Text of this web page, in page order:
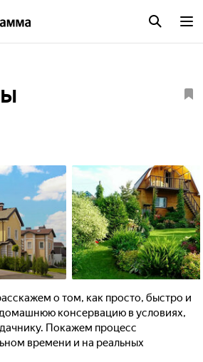
о том, как просто, быстро и
консервацию в условиях,
Покажем процесс
времени и на реальных